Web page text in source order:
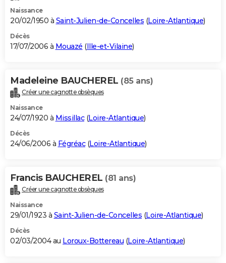
Naissance
20/02/1950 à Saint-Julien-de-Concelles (Loire-Atlantique)
Décès
17/07/2006 à Mouazé (Ille-et-Vilaine)
Madeleine BAUCHEREL (85 ans)
Créer une cagnotte obsèques
Naissance
24/07/1920 à Missillac(Loire-Atlantique)
Décès
24/06/2006 à Fégréac(Loire-Atlantique)
Francis BAUCHEREL (81 ans)
Créer une cagnotte obsèques
Naissance
29/01/1923 à Saint-Julien-de-Concelles (Loire-Atlantique)
Décès
02/03/2004 au Loroux-Bottereau (Loire-Atlantique)